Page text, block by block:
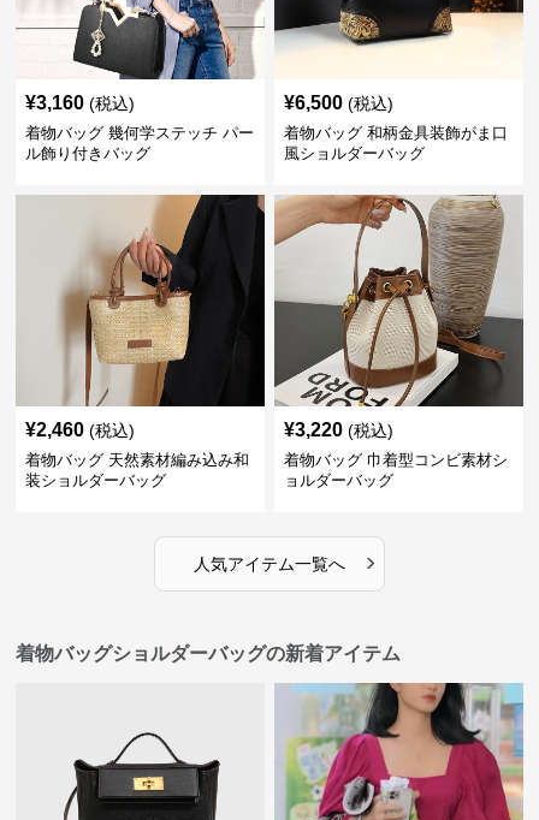
¥3,160 (税込)
着物バッグ 幾何学ステッチ パー
ル飾り付きバッグ
¥6,500 (税込)
着物バッグ 和柄金具装飾がま口
風ショルダーバッグ
¥2,460 (税込)
着物バッグ 天然素材編み込み和
装ショルダーバッグ
¥3,220 (税込)
着物バッグ 巾着型コンビ素材シ
ョルダーバッグ
人気アイテム一覧へ ›
着物バッグショルダーバッグの新着アイテム